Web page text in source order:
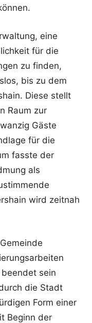
eine
für die
zu finden,
bis zu dem
Diese stellt
Raum zur
Gäste
für die
fasste der
als
wird zeitnah
sein
die Stadt
Form einer
Beginn der